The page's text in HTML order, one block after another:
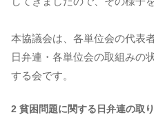
本協議会は、各単位会の代表
日弁連・各単位会の取組みの
する会です。
2 貧困問題に関する日弁連の取